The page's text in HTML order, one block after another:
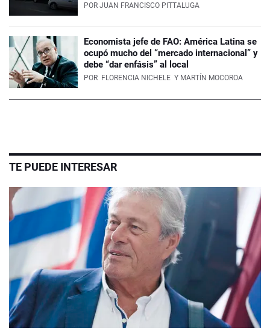
POR JUAN FRANCISCO PITTALUGA
Economista jefe de FAO: América Latina se
ocupó mucho del “mercado internacional” y
debe “dar enfásis” al local
POR FLORENCIA NICHELE Y MARTÍN MOCOROA
TE PUEDE INTERESAR